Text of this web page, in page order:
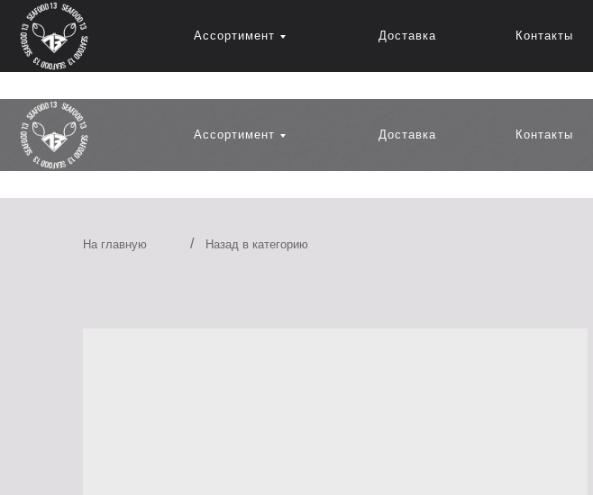
Контакты
Доставка
Ассортимент
Контакты
Доставка
Ассортимент
На главную Назад в категорию
/